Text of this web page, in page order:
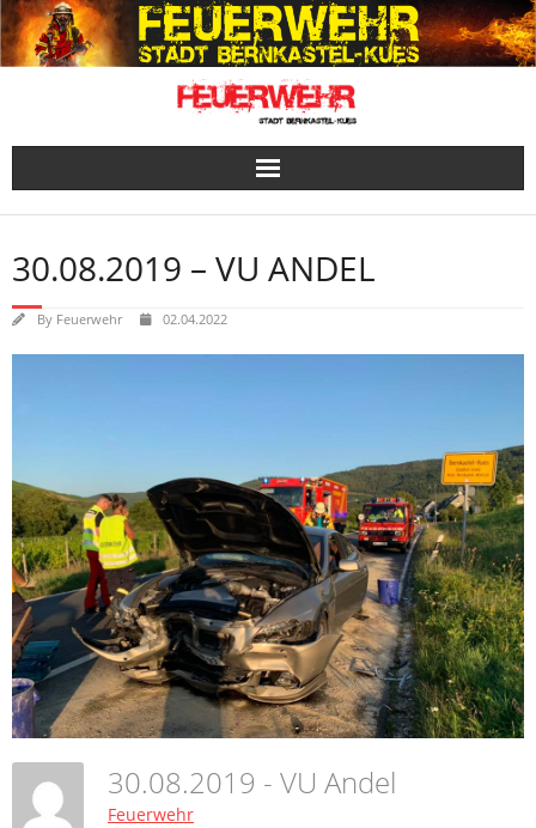
Skip
to
content
30.08.2019 – VU ANDEL
By Feuerwehr 02.04.2022
30.08.2019 - VU Andel
Feuerwehr